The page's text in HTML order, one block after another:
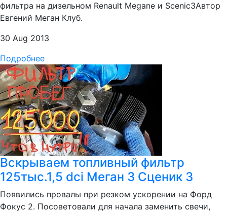
фильтра на дизельном Renault Megane и Scenic3Автор
Евгений Меган Клуб.
30 Aug 2013
Подробнее
Вскрываем топливный фильтр
125тыс.1,5 dci Меган 3 Сценик 3
Появились провалы при резком ускорении на Форд
Фокус 2. Посоветовали для начала заменить свечи,